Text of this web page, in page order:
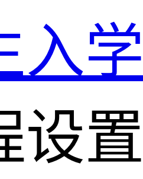
入学
设置